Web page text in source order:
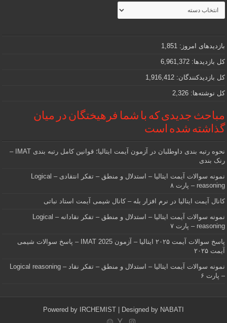
مطالب
جذاب
و
که
دنبالش
هستید
بازدیدهای امروز: 1,851
کل بازدیدها: 6,961,372
کل بازدیدکنند‌گان: 1,916,412
کل نوشته‌ها: 2,326
مباحث جدیدی که با شما فرهیختگان در میان
گذاشته شده است
نحوه رتبه بندی داوطلبان در آزمون آیمت ایتالیا؛ قوانین کامل رتبه بندی IMAT –
رنک بندی
نمونه سوالات آیمت ایتالیا – استدلال و منطق – تفکر انتقادی – Logical
reasoning – پارت ۸
کانال آیمت ایتالیا در نرم افزار بله – کانال شیمی آیمت استاد نباتی
نمونه سوالات آیمت ایتالیا – استدلال و منطق – تفکر نقادانه – Logical
reasoning – پارت ۷
پاسخ سوالات آیمت ۲۰۲۵ ایتالیا – آزمون IMAT 2025 – پاسخ سوالات شیمی
آیمت ۲۰۲۵
نمونه سوالات آیمت ایتالیا – استدلال و منطق – تفکر نقاد – Logical reasoning
– پارت ۶
Powered by IRCHEMIST | Designed by NABATI